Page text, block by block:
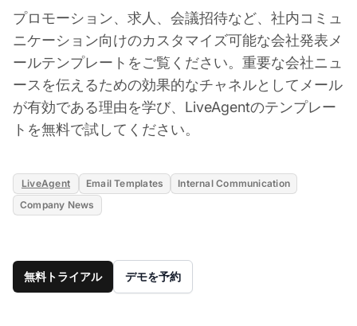
プロモーション、求人、会議招待など、社内コミュ
ニケーション向けのカスタマイズ可能な会社発表メ
ールテンプレートをご覧ください。重要な会社ニュ
ースを伝えるための効果的なチャネルとしてメール
が有効である理由を学び、LiveAgentのテンプレー
トを無料で試してください。
LiveAgent Email Templates
Internal Communication
Company News
無料トライアル デモを予約